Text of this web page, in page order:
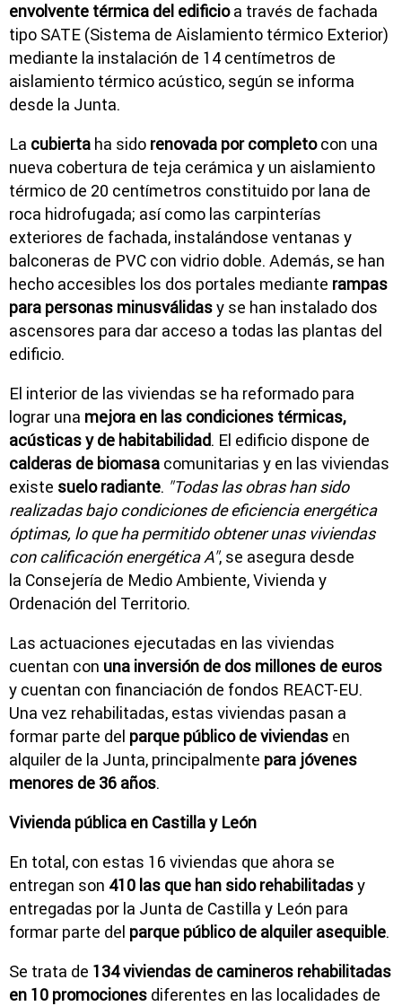
envolvente térmica del edificioa través de fachada
tipo SATE (Sistema de Aislamiento térmico Exterior)
mediante la instalación de 14 centímetros de
aislamiento térmico acústico, según se informa
desde la Junta.
La cubierta ha sido renovada por completocon una
nueva cobertura de teja cerámica y un aislamiento
térmico de 20 centímetros constituido por lana de
roca hidrofugada; así como las carpinterías
exteriores de fachada, instalándose ventanas y
balconeras de PVC con vidrio doble. Además, se han
hecho accesibles los dos portales mediante rampas
para personas minusválidasy se han instalado dos
ascensores para dar acceso a todas las plantas del
edificio.
El interior de las viviendas se ha reformado para
lograr una mejora en las condiciones térmicas,
acústicas y de habitabilidad. El edificio dispone de
calderas de biomasa comunitarias y en las viviendas
existe suelo radiante. "Todas las obras han sido
realizadas bajo condiciones de eficiencia energética
óptimas, lo que ha permitido obtener unas viviendas
con calificación energética A", se asegura desde
la Consejería de Medio Ambiente, Vivienda y
Ordenación del Territorio.
Las actuaciones ejecutadas en las viviendas
cuentan con una inversión de dos millones de euros
y cuentan con financiación de fondos REACT-EU.
Una vez rehabilitadas, estas viviendas pasan a
formar parte del parque público de viviendas en
alquiler de la Junta, principalmente para jóvenes
menores de 36 años.
Vivienda pública en Castilla y León
En total, con estas 16 viviendas que ahora se
entregan son 410 las que han sido rehabilitadasy
entregadas por la Junta de Castilla y León para
formar parte del parque público de alquiler asequible.
Se trata de 134 viviendas de camineros rehabilitadas
en 10 promociones diferentes en las localidades de